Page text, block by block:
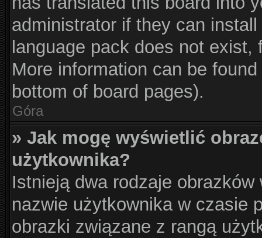
administrator if they can
language pack does not
More information can be
bottom of board pages).
Góra
» Jak mogę wyświetlić
użytkownika?
Istnieją dwa rodzaje
nazwie użytkownika w czasie
obrazki związane z rangą